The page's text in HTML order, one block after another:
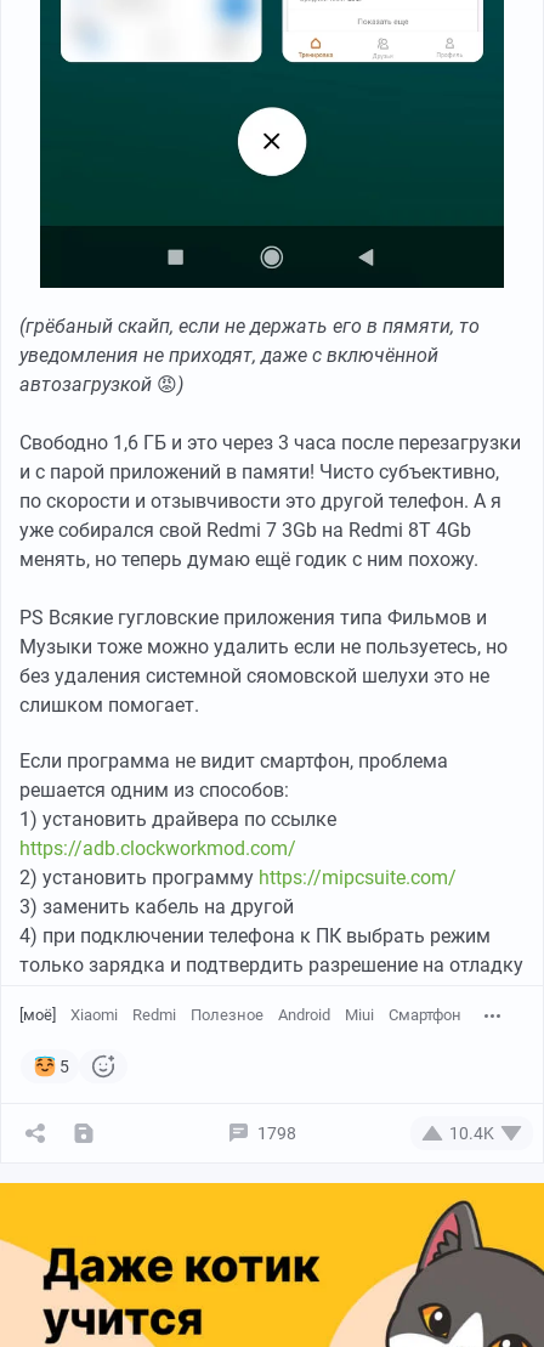
(грёбаный скайп, если не держать его в пямяти, то
уведомления не приходят, даже с включённой
автозагрузкой 😡)
Свободно 1,6 ГБ и это через 3 часа после перезагрузки
и с парой приложений в памяти! Чисто субъективно,
по скорости и отзывчивости это другой телефон. А я
уже собирался свой Redmi 7 3Gb на Redmi 8T 4Gb
менять, но теперь думаю ещё годик с ним похожу.
PS Всякие гугловские приложения типа Фильмов и
Музыки тоже можно удалить если не пользуетесь, но
без удаления системной сяомовской шелухи это не
слишком помогает.
Если программа не видит смартфон, проблема
решается одним из способов:
1) установить драйвера по ссылке
https://adb.clockworkmod.com/
2) установить программу https://mipcsuite.com/
3) заменить кабель на другой
4) при подключении телефона к ПК выбрать режим
только зарядка и подтвердить разрешение на отладку
[моё] Xiaomi Redmi Полезное Android Miui Смартфон
5
1798 10.4K